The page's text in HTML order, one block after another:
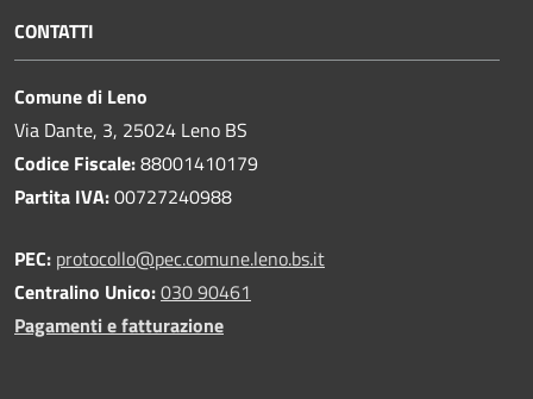
CONTATTI
Comune di Leno
Via Dante, 3, 25024 Leno BS
Codice Fiscale:88001410179
Partita IVA:00727240988
PEC: protocollo@pec.comune.leno.bs.it
Centralino Unico:030 90461
Pagamenti e fatturazione